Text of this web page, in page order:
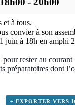
et à tous.
convier à son
juin à 18h en amphi
rester au courant
préparatoires dont
+ EXPORTER VERS